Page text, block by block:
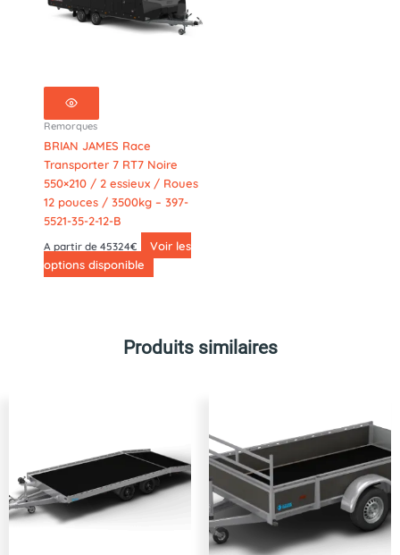
Remorques
BRIAN JAMES Race
Transporter 7 RT7 Noire
550×210 / 2 essieux / Roues
12 pouces / 3500kg – 397-
5521-35-2-12-B
A partir de 45324€
Voir les
options disponible
Produits similaires